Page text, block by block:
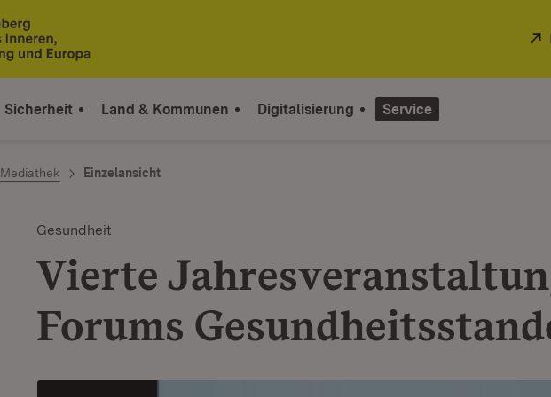
Sicherheit Land & Kommunen Digitalisierung Service
Mediathek Einzelansicht
Gesundheit
Vierte
Forums